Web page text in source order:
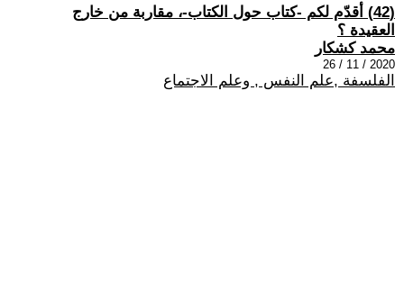
(42) أقدّم لكم -كتاب حول الكتاب-، مقاربة من خارج
العقيدة ؟
محمد كشكار
2020 / 11 / 26
الفلسفة ,علم النفس , وعلم الاجتماع